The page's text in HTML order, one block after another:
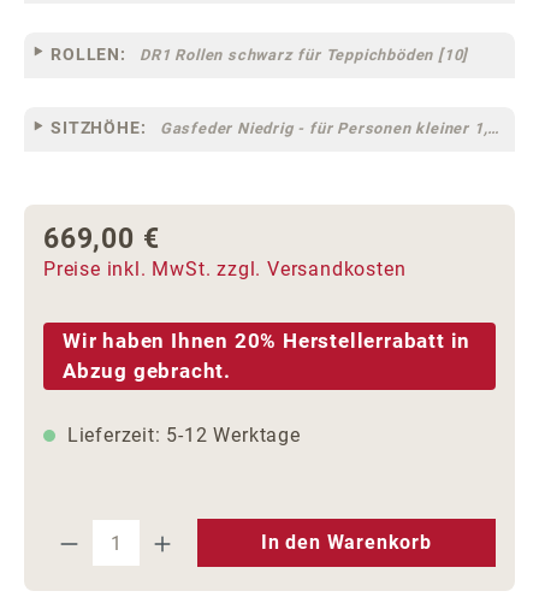
ROLLEN: DR1 Rollen schwarz für Teppichböden [10]
SITZHÖHE: Gasfeder Niedrig - für Personen kleiner 1,60 m
Regulärer Preis:
669,00 €
Preise inkl. MwSt. zzgl. Versandkosten
Wir haben Ihnen 20% Herstellerrabatt in
Abzug gebracht.
Lieferzeit: 5-12 Werktage
Produkt Anzahl: Gib den
In den Warenkorb